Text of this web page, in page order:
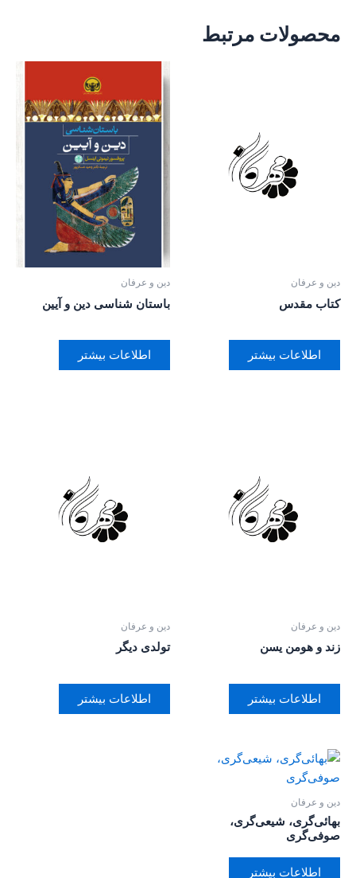
محصولات مرتبط
دین و عرفان
کتاب مقدس
اطلاعات بیشتر
دین و عرفان
باستان شناسی دین و آیین
اطلاعات بیشتر
دین و عرفان
زند و هومن یسن
اطلاعات بیشتر
دین و عرفان
تولدی دیگر
اطلاعات بیشتر
دین و عرفان
بهائی‌گری، شیعی‌گری،
صوفی‌گری
اطلاعات بیشتر